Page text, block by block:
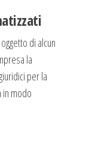
di alcun
la
per la
modo